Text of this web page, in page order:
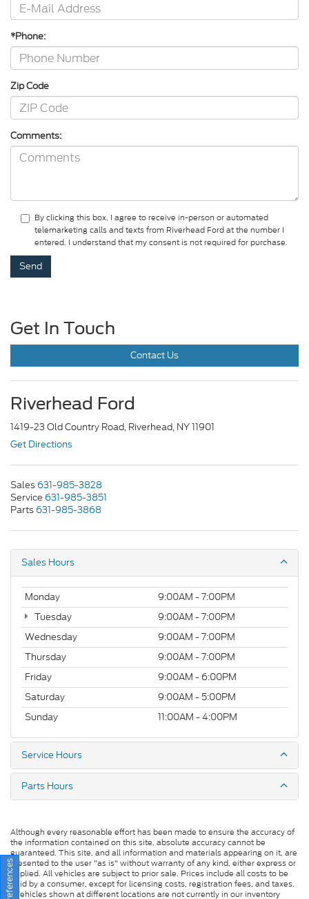
*Phone:
Zip Code
Comments:
By clicking this box, I agree to receive in-person or automated
telemarketing calls and texts from Riverhead Ford at the number I
entered. I understand that my consent is not required for purchase.
Get In Touch
Contact Us
Riverhead Ford
1419-23 Old Country Road, Riverhead, NY 11901
Get Directions
Sales 631-985-3828
Service 631-985-3851
Parts 631-985-3868
Sales Hours
Monday
9:00AM - 7:00PM
Tuesday
9:00AM - 7:00PM
Wednesday
9:00AM - 7:00PM
Thursday
9:00AM - 7:00PM
Friday
9:00AM - 6:00PM
Saturday
9:00AM - 5:00PM
Sunday
11:00AM - 4:00PM
Service Hours
Parts Hours
Although every reasonable effort has been made to ensure the accuracy of
the information contained on this site, absolute accuracy cannot be
guaranteed. This site, and all information and materials appearing on it, are
presented to the user "as is" without warranty of any kind, either express or
implied. All vehicles are subject to prior sale. Prices include all costs to be
paid by a consumer, except for licensing costs, registration fees, and taxes.
‡Vehicles shown at different locations are not currently in our inventory